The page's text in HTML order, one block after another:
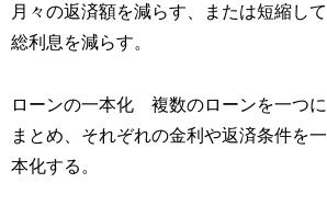
月々の返済額を減らす、または短縮して
総利息を減らす。
ローンの一本化 複数のローンを一つに
まとめ、それぞれの金利や返済条件を一
本化する。